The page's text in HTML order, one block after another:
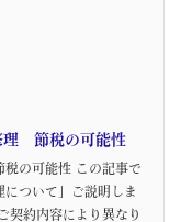
理 節税の可能性
の可能性 この記事で
ついて」ご説明しま
契約内容により異なり